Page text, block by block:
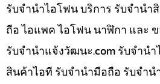
รับจำนำไอโฟน บริการ รับจำนำ
ถือ ไอแพค ไอโฟน นาฬิกา และ
รับจํานําแจ้งวัฒนะ.com รับจำน
สินค้าไอที รับจำนำมือถือ รับจำ